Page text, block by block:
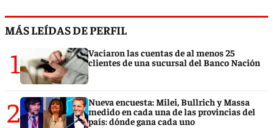
MÁS LEÍDAS DE PERFIL
1
Vaciaron las cuentas de al menos 25
clientes de una sucursal del Banco Nación
2
Nueva encuesta: Milei, Bullrich y Massa
medido en cada una de las provincias del
país: dónde gana cada uno